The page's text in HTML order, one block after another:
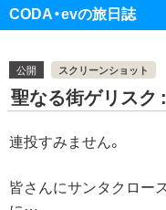
CODA・evの旅日誌
公開
スクリーンショット
聖なる街ゲリスク
連投すみません。
皆さんにサンタクロー